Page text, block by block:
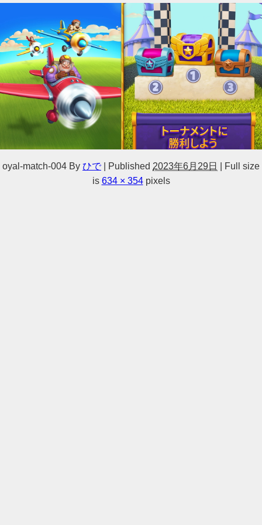
oyal-match-004 By ひで Published 2023年6月29日
Full size
is 634 × 354pixels